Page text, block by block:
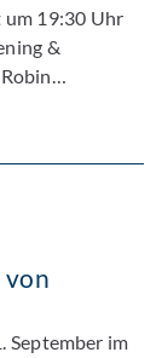
um 19:30 Uhr
&
Robin…
von
September im